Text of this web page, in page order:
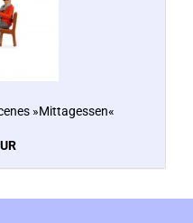
»Mittagessen«